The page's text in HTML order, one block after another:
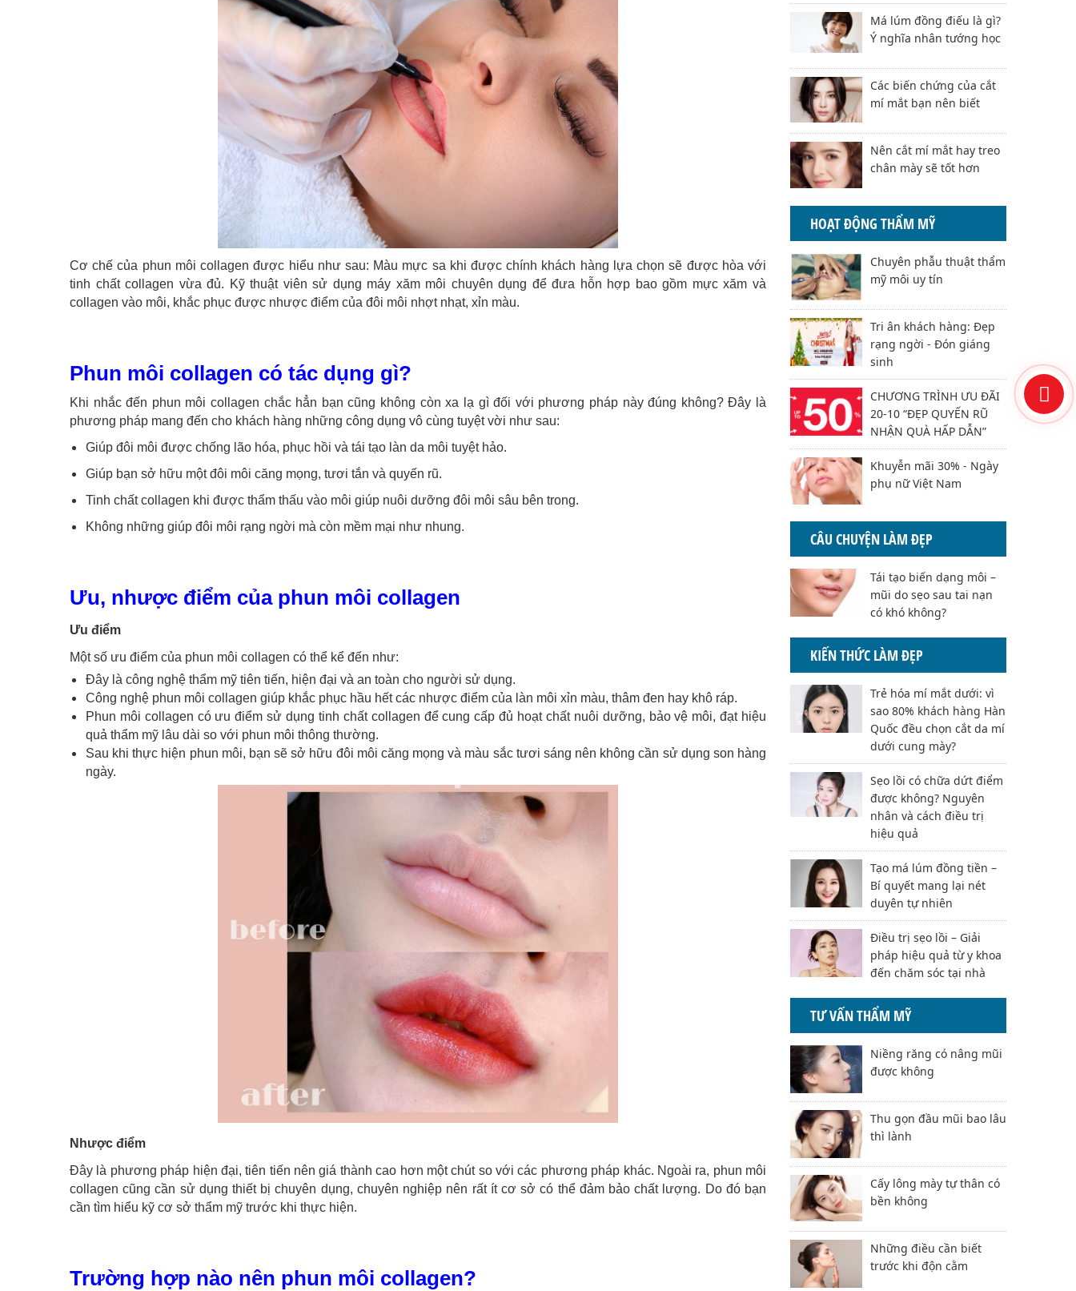
Cơ chế của phun môi collagen được hiểu như sau: Màu mực sa khi được chính khách hàng lựa chọn sẽ được hòa với
tinh chất collagen vừa đủ. Kỹ thuật viên sử dụng máy xăm môi chuyên dụng để đưa hỗn hợp bao gồm mực xăm và
collagen vào môi, khắc phục được nhược điểm của đôi môi nhợt nhạt, xỉn màu.
Phun môi collagen có tác dụng gì?
Khi nhắc đến phun môi collagen chắc hẳn bạn cũng không còn xa lạ gì đối với phương pháp này đúng không? Đây là
phương pháp mang đến cho khách hàng những công dụng vô cùng tuyệt vời như sau:
Giúp đôi môi được chống lão hóa, phục hồi và tái tạo làn da môi tuyệt hảo.
Giúp bạn sở hữu một đôi môi căng mọng, tươi tắn và quyến rũ.
Tinh chất collagen khi được thẩm thấu vào môi giúp nuôi dưỡng đôi môi sâu bên trong.
Không những giúp đôi môi rạng ngời mà còn mềm mại như nhung.
Ưu, nhược điểm của phun môi collagen
Ưu điểm
Một số ưu điểm của phun môi collagen có thể kể đến như:
Đây là công nghệ thẩm mỹ tiên tiến, hiện đại và an toàn cho người sử dụng.
Công nghệ phun môi collagen giúp khắc phục hầu hết các nhược điểm của làn môi xỉn màu, thâm đen hay khô ráp.
Phun môi collagen có ưu điểm sử dụng tinh chất collagen để cung cấp đủ hoạt chất nuôi dưỡng, bảo vệ môi, đạt hiệu
quả thẩm mỹ lâu dài so với phun môi thông thường.
Sau khi thực hiện phun môi, bạn sẽ sở hữu đôi môi căng mọng và màu sắc tươi sáng nên không cần sử dụng son hàng
ngày.
Nhược điểm
Đây là phương pháp hiện đại, tiên tiến nên giá thành cao hơn một chút so với các phương pháp khác. Ngoài ra, phun môi
collagen cũng cần sử dụng thiết bị chuyên dụng, chuyên nghiệp nên rất ít cơ sở có thể đảm bảo chất lượng. Do đó bạn
cần tìm hiểu kỹ cơ sở thẩm mỹ trước khi thực hiện.
Trường hợp nào nên phun môi collagen?
Má lúm đồng điếu là gì?
Ý nghĩa nhân tướng học
Các biến chứng của cắt
mí mắt bạn nên biết
Nên cắt mí mắt hay treo
chân mày sẽ tốt hơn
HOẠT ĐỘNG THẨM MỸ
Chuyên phẫu thuật thẩm
mỹ môi uy tín
Tri ân khách hàng: Đẹp
rạng ngời - Đón giáng
sinh
CHƯƠNG TRÌNH ƯU ĐÃI
20-10 “ĐẸP QUYẾN RŨ
NHẬN QUÀ HẤP DẪN”
Khuyễn mãi 30% - Ngày
phụ nữ Việt Nam
CÂU CHUYỆN LÀM ĐẸP
Tái tạo biến dạng môi –
mũi do sẹo sau tai nạn
có khó không?
KIẾN THỨC LÀM ĐẸP
Trẻ hóa mí mắt dưới: vì
sao 80% khách hàng Hàn
Quốc đều chọn cắt da mí
dưới cung mày?
Sẹo lồi có chữa dứt điểm
được không? Nguyên
nhân và cách điều trị
hiệu quả
Tạo má lúm đồng tiền –
Bí quyết mang lại nét
duyên tự nhiên
Điều trị sẹo lồi – Giải
pháp hiệu quả từ y khoa
đến chăm sóc tại nhà
TƯ VẤN THẨM MỸ
Niềng răng có nâng mũi
được không
Thu gọn đầu mũi bao lâu
thì lành
Cấy lông mày tự thân có
bền không
Những điều cần biết
trước khi độn cằm